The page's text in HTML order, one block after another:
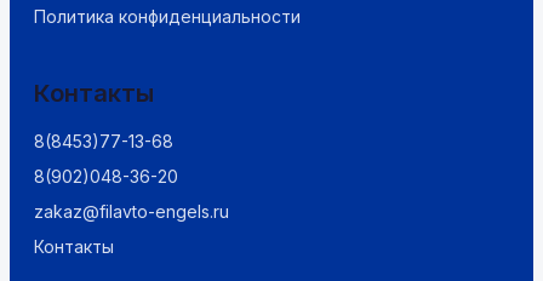
Политика конфиденциальности
Контакты
8(8453)77-13-68
8(902)048-36-20
zakaz@filavto-engels.ru
Контакты